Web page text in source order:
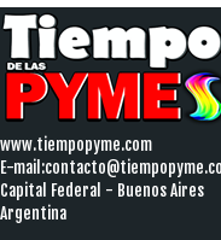
www.tiempopyme.com
E-mail:
Capital Federal - Buenos Aires
Argentina